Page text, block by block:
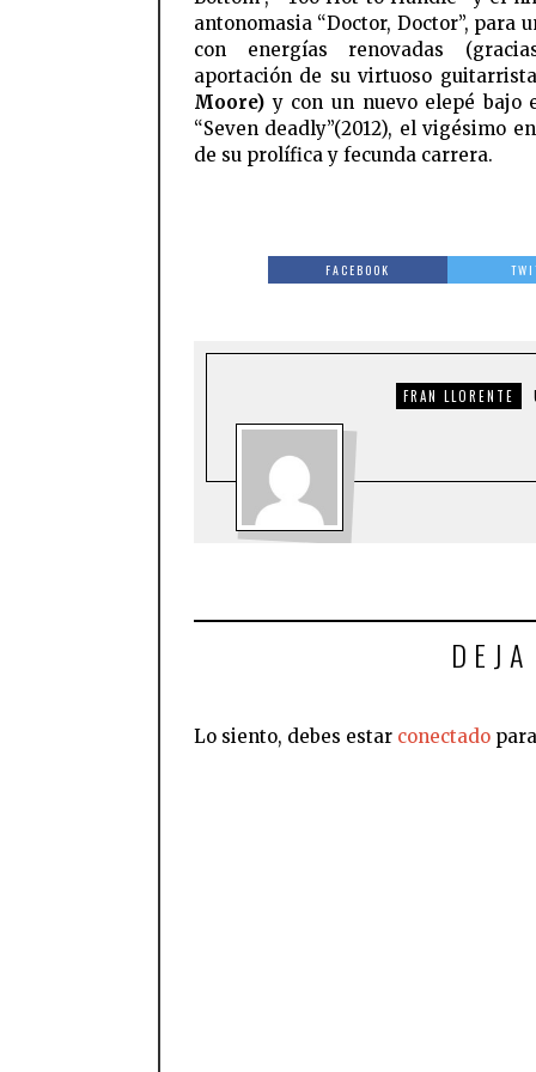
antonomasia “Doctor, Doctor”, para
con energías renovadas
aportación de su virtuoso
Moore) y con un nuevo elepé bajo
“Seven deadly”(2012), el vigésimo
de su prolífica y fecunda carrera.
FACEBOOK
FRAN LLORENTE
Lo siento, debes estar conectado